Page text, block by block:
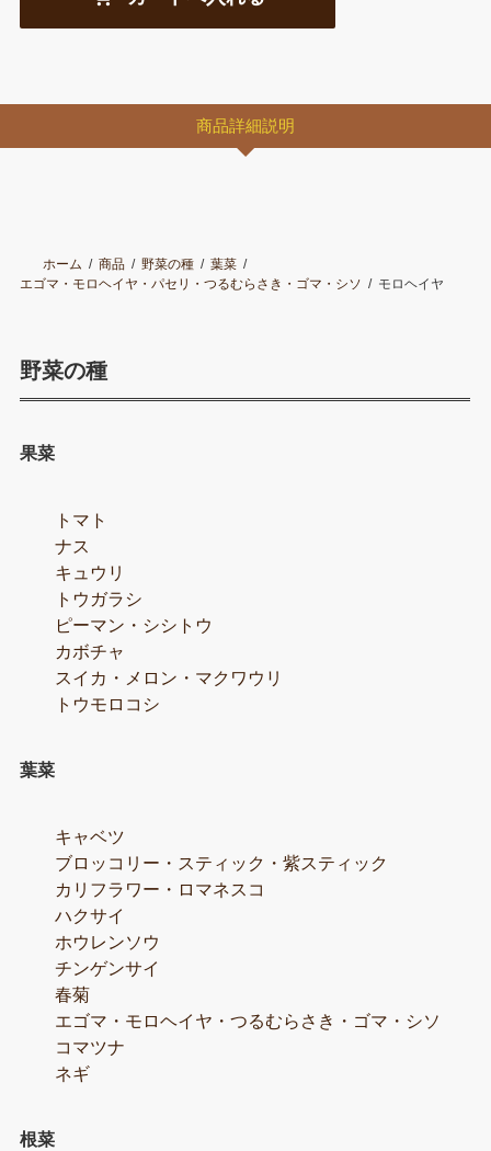
商品詳細説明
ホーム 商品 野菜の種
葉菜
エゴマ・モロヘイヤ・パセリ・つるむらさき・ゴマ・シソ
モロヘイヤ
野菜の種
果菜
トマト
ナス
キュウリ
トウガラシ
ピーマン・シシトウ
カボチャ
スイカ・メロン・マクワウリ
トウモロコシ
葉菜
キャベツ
ブロッコリー・スティック・紫スティック
カリフラワー・ロマネスコ
ハクサイ
ホウレンソウ
チンゲンサイ
春菊
エゴマ・モロヘイヤ・つるむらさき・ゴマ・シソ
コマツナ
ネギ
根菜